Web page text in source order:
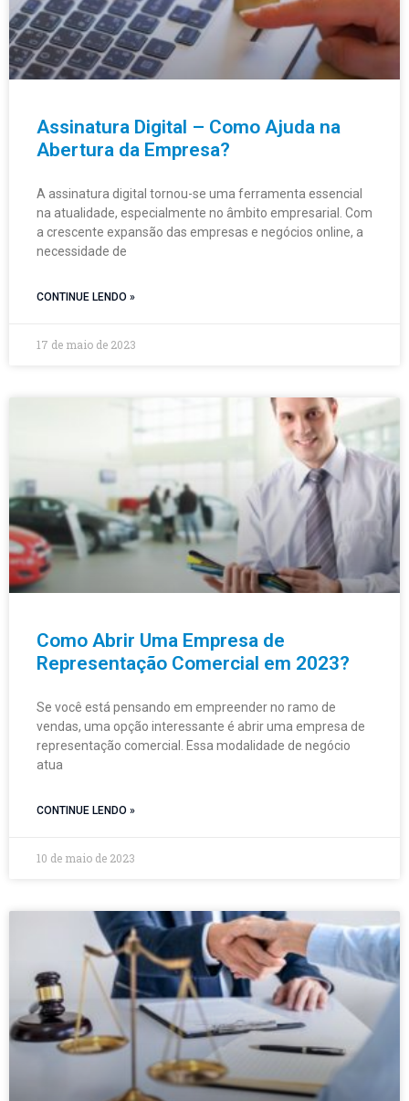
Assinatura Digital – Como Ajuda na
Abertura da Empresa?
A assinatura digital tornou-se uma ferramenta essencial
na atualidade, especialmente no âmbito empresarial. Com
a crescente expansão das empresas e negócios online, a
necessidade de
CONTINUE LENDO »
17 de maio de 2023
Como Abrir Uma Empresa de
Representação Comercial em 2023?
Se você está pensando em empreender no ramo de
vendas, uma opção interessante é abrir uma empresa de
representação comercial. Essa modalidade de negócio
atua
CONTINUE LENDO »
10 de maio de 2023